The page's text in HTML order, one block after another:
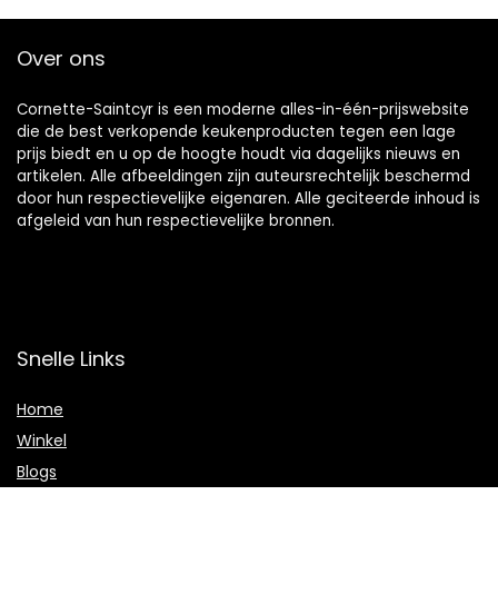
Over ons
Cornette-Saintcyr is een moderne alles-in-één-prijswebsite
die de best verkopende keukenproducten tegen een lage
prijs biedt en u op de hoogte houdt via dagelijks nieuws en
artikelen. Alle afbeeldingen zijn auteursrechtelijk beschermd
door hun respectievelijke eigenaren. Alle geciteerde inhoud is
afgeleid van hun respectievelijke bronnen.
Snelle Links
Home
Winkel
Blogs